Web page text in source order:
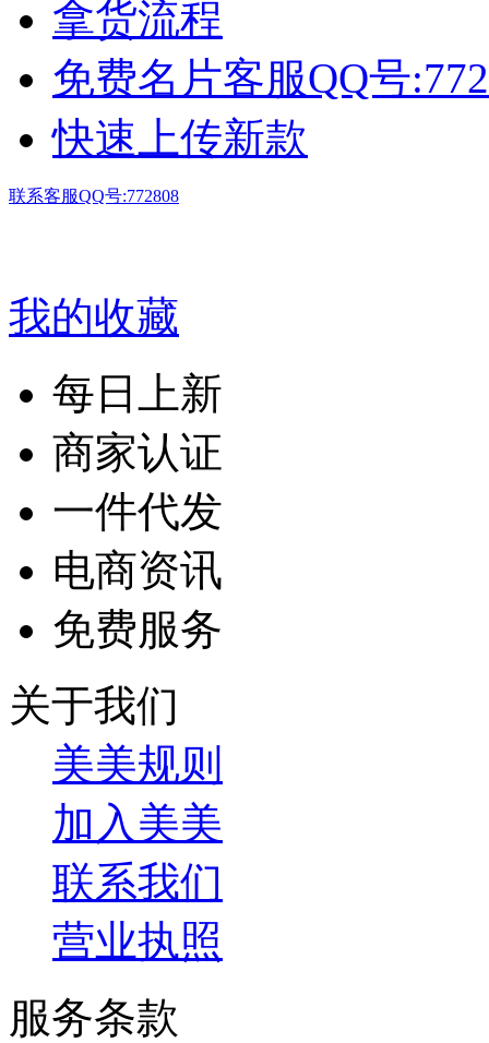
拿货流程
免费名片客服QQ号
快速上传新款
联系客服QQ号:772808
我的收藏
每日上新
商家认证
一件代发
电商资讯
免费服务
关于我们
美美规则
加入美美
联系我们
营业执照
服务条款